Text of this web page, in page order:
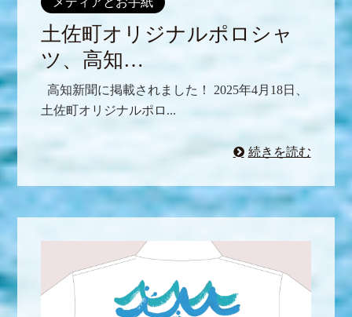
土佐町オリジナルポロシャ
ツ、高知…
高知新聞に掲載されました！ 2025年4月18日、
土佐町オリジナルポロ...
続きを読む